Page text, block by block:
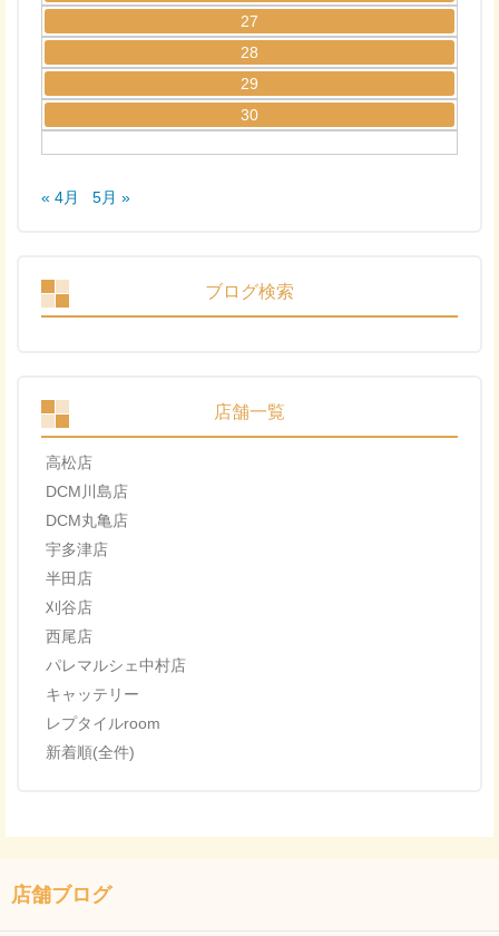
27
28
29
30
« 4月 5月 »
ブログ検索
店舗一覧
高松店
DCM川島店
DCM丸亀店
宇多津店
半田店
刈谷店
西尾店
パレマルシェ中村店
キャッテリー
レプタイルroom
新着順(全件)
店舗ブログ